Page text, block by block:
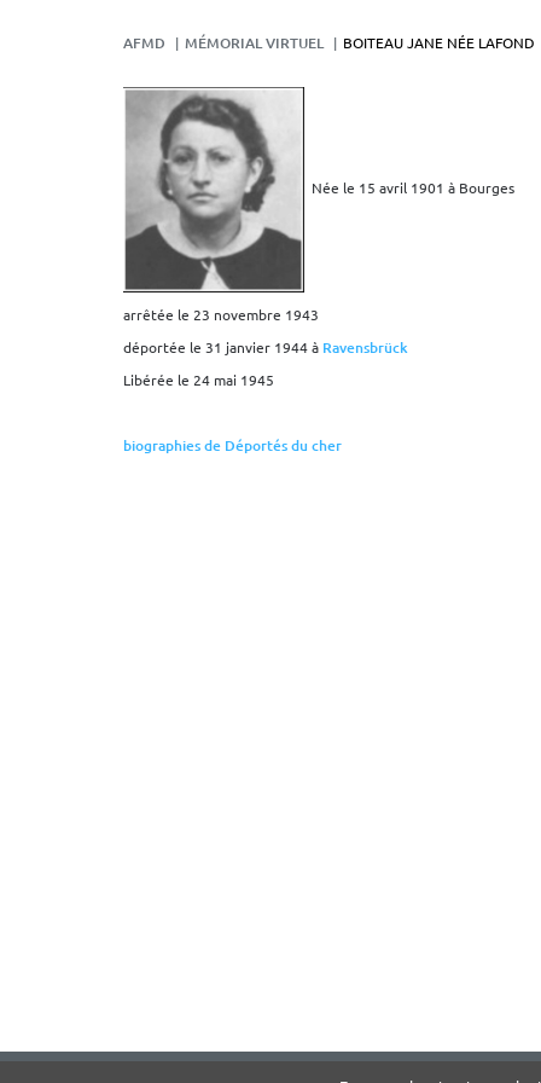
AFMD MÉMORIAL VIRTUEL BOITEAU JANE NÉE LAFOND
Née le 15 avril 1901 à Bourges
arrêtée le 23 novembre 1943
déportée le 31 janvier 1944 à Ravensbrück
Libérée le 24 mai 1945
biographies de Déportés du cher
Aller